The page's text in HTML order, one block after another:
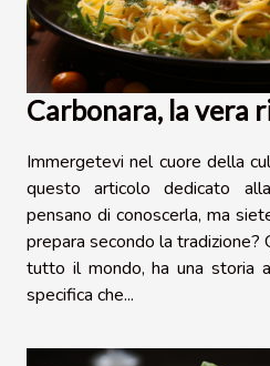
Carbonara, la vera
Immergetevi nel cuore della
questo articolo dedicato
pensano di conoscerla, ma
prepara secondo la tradizione?
tutto il mondo, ha una storia
specifica che...